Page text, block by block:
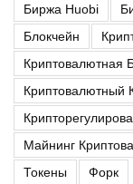
Биржа Huobi
Блокчейн
Криптовалютная
Криптовалютный
Майнинг
Токены
Форк